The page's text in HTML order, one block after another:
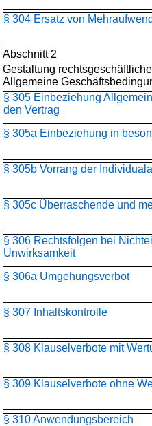
§ 304 Ersatz von
Abschnitt 2
Gestaltung
Allgemeine
§ 305 Einbeziehung
den Vertrag
§ 305a Einbeziehung in
§ 305b Vorrang der
§ 305c Überraschende und
§ 306 Rechtsfolgen bei
Unwirksamkeit
§ 306a Umgehungsverbot
§ 307 Inhaltskontrolle
§ 308 Klauselverbote mit
§ 309 Klauselverbote ohne
§ 310 Anwendungsbereich